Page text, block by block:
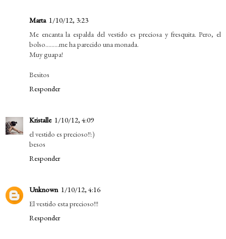
Marta 1/10/12, 3:23
Me encanta la espalda del vestido es preciosa y fresquita. Pero, el
bolso.........me ha parecido una monada.
Muy guapa!
Besitos
Responder
Kristalle 1/10/12, 4:09
el vestido es precioso!!:)
besos
Responder
Unknown 1/10/12, 4:16
El vestido esta precioso!!!
Responder